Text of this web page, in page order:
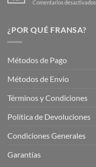
Comentarios desactivados
¿POR QUÉ FRANSA?
Métodos de Pago
Métodos de Envio
Términos y Condiciones
Política de Devoluciones
Condiciones Generales
Garantías